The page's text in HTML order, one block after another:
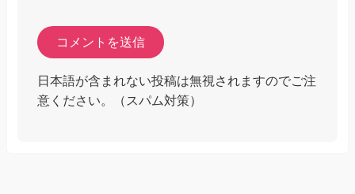
日本語が含まれない投稿は無視されますのでご注
意ください。（スパム対策）